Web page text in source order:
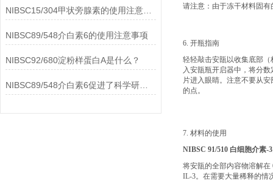
NIBSC15/304甲状旁腺素的使用注意事项
NIBSC89/548介白素6的使用注意事项
NIBSC92/680淀粉样蛋白A是什么？
NIBSC89/548介白素6促进了科学研究的进步
请注意：由于冻干材料固
6. 开瓶指南
轻轻敲击安瓿以收集底部
入安瓿瓶开启器中，将分
片进入眼睛。注意不要从
的点。
7. 材料的使用
NIBSC 91/510 白细胞介素-
将安瓿的全部内容物溶解在
IL-3。在需要大量稀释的情